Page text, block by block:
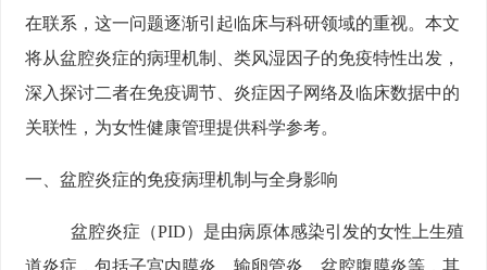
在联系，这一问题逐渐引起临床与科研领域的重视。本文
将从盆腔炎症的病理机制、类风湿因子的免疫特性出发，
深入探讨二者在免疫调节、炎症因子网络及临床数据中的
关联性，为女性健康管理提供科学参考。
一、盆腔炎症的免疫病理机制与全身影响
盆腔炎症（PID）是由病原体感染引发的女性上生殖